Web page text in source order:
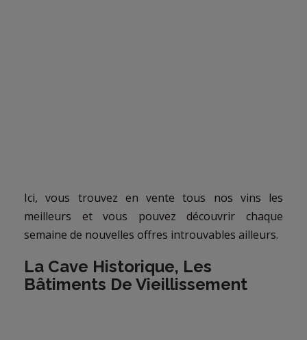
Ici, vous trouvez en vente tous nos vins les
meilleurs et vous pouvez découvrir chaque
semaine de nouvelles offres introuvables ailleurs.
La Cave Historique, Les
Bâtiments De Vieillissement